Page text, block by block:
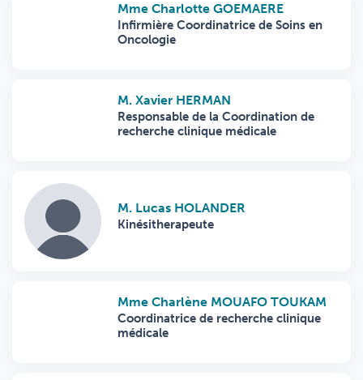
Mme Charlotte GOEMAERE
Infirmière Coordinatrice de Soins en
Oncologie
M. Xavier HERMAN
Responsable de la Coordination de
recherche clinique médicale
M. Lucas HOLANDER
Kinésitherapeute
Mme Charlène MOUAFO TOUKAM
Coordinatrice de recherche clinique
médicale